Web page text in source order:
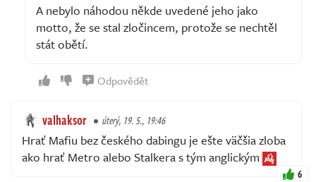
A nebylo náhodou někde uvedené jeho jako
motto, že se stal zločincem, protože se nechtěl
stát obětí.
Odpovědět
valhaksor úterý, 19. 5., 19:46
Hrať Mafiu bez českého dabingu je ešte väčšia zloba
ako hrať Metro alebo Stalkera s tým anglickým
6